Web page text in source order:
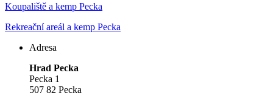
Koupaliště a kemp Pecka
Rekreační areál a kemp Pecka
Adresa
Hrad Pecka
Pecka 1
507 82 Pecka